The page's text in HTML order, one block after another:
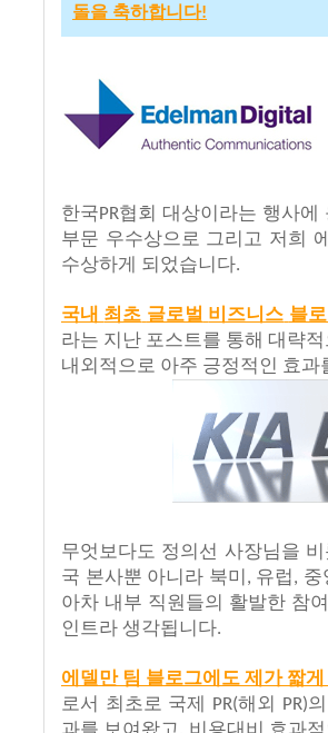
돌을 축하합니다!
한국PR협회 대상이라는 행사에
부문 우수상으로 그리고 저희
수상하게 되었습니다.
국내 최초 글로벌 비즈니스 블
라는 지난 포스트를 통해 대략
내외적으로 아주 긍정적인 효과
무엇보다도 정의선 사장님을
국 본사뿐 아니라 북미 , 유럽, 중
아차 내부 직원들의 활발한 참
인트라 생각됩니다.
에델만 팀 블로그에도 제가 짧게
로서 최초로 국제 PR(해외 PR)의